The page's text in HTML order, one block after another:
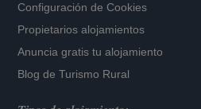
Configuración de Cookies
Propietarios alojamientos
Anuncia gratis tu alojamiento
Blog de Turismo Rural